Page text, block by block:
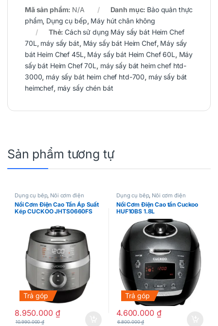
Mã sản phẩm: N/A Danh mục: Bảo quản thực
phẩm, Dụng cụ bếp, Máy hút chân không
Thẻ:Cách sử dụng Máy sấy bát Heim Chef
70L, máy sấy bát, Máy sấy bát Heim Chef, Máy sấy
bát Heim Chef 45L, Máy sấy bát Heim Chef 60L, Máy
sấy bát Heim Chef 70L, máy sấy bát heim chef htd-
3000, máy sấy bát heim chef htd-700, máy sấy bát
heimchef, máy sấy chén bát
Sản phẩm tương tự
Dụng cụ bếp, Nồi cơm điện
Nồi Cơm Điện Cao Tần Áp Suất
Kép CUCKOO JHTS0660FS
Trả góp
8.950.000 ₫
10.990.000₫
Dụng cụ bếp, Nồi cơm điện
Nồi Cơm Điện Cao tần Cuckoo
HUF10BS 1.8L
Trả góp
4.600.000 ₫
6.800.000₫